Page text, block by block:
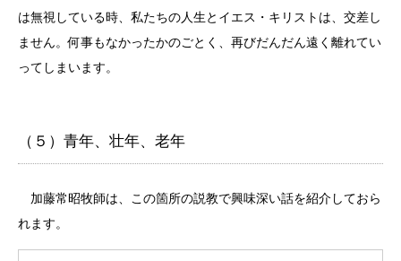
は無視している時、私たちの人生とイエス・キリストは、交差し
ません。何事もなかったかのごとく、再びだんだん遠く離れてい
ってしまいます。
（５）青年、壮年、老年
加藤常昭牧師は、この箇所の説教で興味深い話を紹介しておら
れます。